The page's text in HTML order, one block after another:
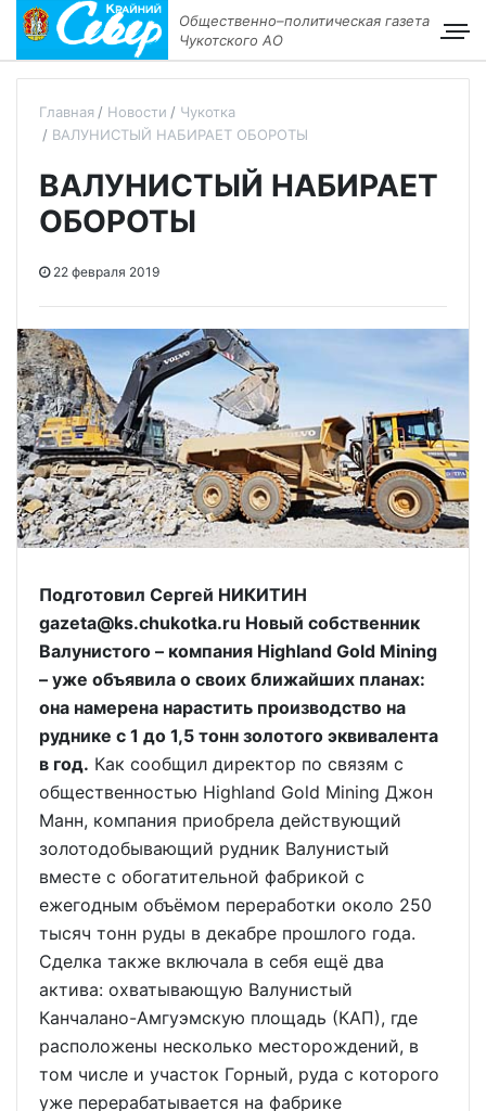
Общественно–политическая газета
Чукотского АО
Главная Новости
Чукотка
ВАЛУНИСТЫЙ НАБИРАЕТ ОБОРОТЫ
ВАЛУНИСТЫЙ НАБИРАЕТ
ОБОРОТЫ
22 февраля 2019
Подготовил Сергей НИКИТИН
gazeta@ks.chukotka.ru Новый собственник
Валунистого – компания Highland Gold Mining
– уже объявила о своих ближайших планах:
она намерена нарастить производство на
руднике с 1 до 1,5 тонн золотого эквивалента
в год. Как сообщил директор по связям с
общественностью Highland Gold Mining Джон
Манн, компания приобрела действующий
золотодобывающий рудник Валунистый
вместе с обогатительной фабрикой с
ежегодным объёмом переработки около 250
тысяч тонн руды в декабре прошлого года.
Сделка также включала в себя ещё два
актива: охватывающую Валунистый
Канчалано-Амгуэмскую площадь (КАП), где
расположены несколько месторождений, в
том числе и участок Горный, руда с которого
уже перерабатывается на фабрике